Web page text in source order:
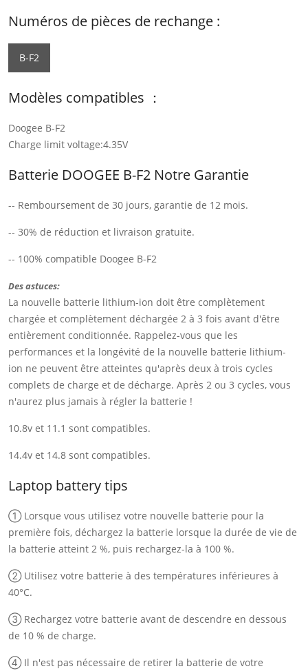
Numéros de pièces de rechange :
B-F2
Modèles compatibles ：
Doogee B-F2
Charge limit voltage:4.35V
Batterie DOOGEE B-F2 Notre Garantie
-- Remboursement de 30 jours, garantie de 12 mois.
-- 30% de réduction et livraison gratuite.
-- 100% compatible Doogee B-F2
Des astuces:
La nouvelle batterie lithium-ion doit être complètement
chargée et complètement déchargée 2 à 3 fois avant d'être
entièrement conditionnée. Rappelez-vous que les
performances et la longévité de la nouvelle batterie lithium-
ion ne peuvent être atteintes qu'après deux à trois cycles
complets de charge et de décharge. Après 2 ou 3 cycles, vous
n'aurez plus jamais à régler la batterie !
10.8v et 11.1 sont compatibles.
14.4v et 14.8 sont compatibles.
Laptop battery tips
① Lorsque vous utilisez votre nouvelle batterie pour la
première fois, déchargez la batterie lorsque la durée de vie de
la batterie atteint 2 %, puis rechargez-la à 100 %.
② Utilisez votre batterie à des températures inférieures à
40°C.
③ Rechargez votre batterie avant de descendre en dessous
de 10 % de charge.
④ Il n'est pas nécessaire de retirer la batterie de votre